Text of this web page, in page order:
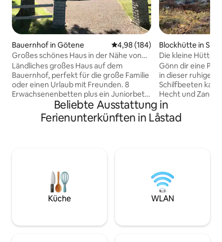
Bauernhof in Götene Durchschnittliche Bewertung:
4,98 (184)
Großes schönes Haus in der Nähe von
Skara Sommarland und Kinnekulle
Ländliches großes Haus auf dem
Bauernhof, perfekt für die große Familie
oder einen Urlaub mit Freunden. 8
Erwachsenenbetten plus ein Juniorbett,
max. 12 Jahre. Neu renoviertes
Badezimmer mit Waschmaschine und
Trockner, ansonsten im Stil der 70er
WLAN und Chromecast. Großer Garten,
der mit uns geteilt wird. Verglaste
Terrasse, Gartenmöbel und
Grillmöglichkeit. Wir wohnen gleich
haben ein paar Hühner und einen Hahn.
Blockhütte in
Die kleine Hütte
Gönn dir eine
in dieser ruhigen
Schilfbeeten
Hecht und
Kunststoffboot
Vänern-See
ein Kajak dabei
kiefernbedeckten
oder draußen auf
Inseln schwimmen. Värmlandsnäs
mitten im
und
Beliebte Ausstattung in
Ferienunterkünften in Låstad
Küche WLAN